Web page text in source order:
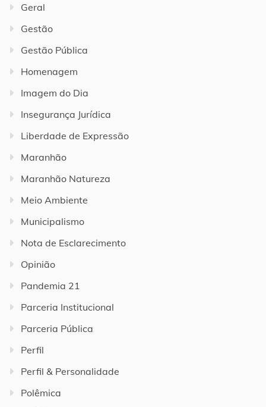
Geral
Gestão
Gestão Pública
Homenagem
Imagem do Dia
Insegurança Jurídica
Liberdade de Expressão
Maranhão
Maranhão Natureza
Meio Ambiente
Municipalismo
Nota de Esclarecimento
Opinião
Pandemia 21
Parceria Institucional
Parceria Pública
Perfil
Perfil & Personalidade
Polêmica